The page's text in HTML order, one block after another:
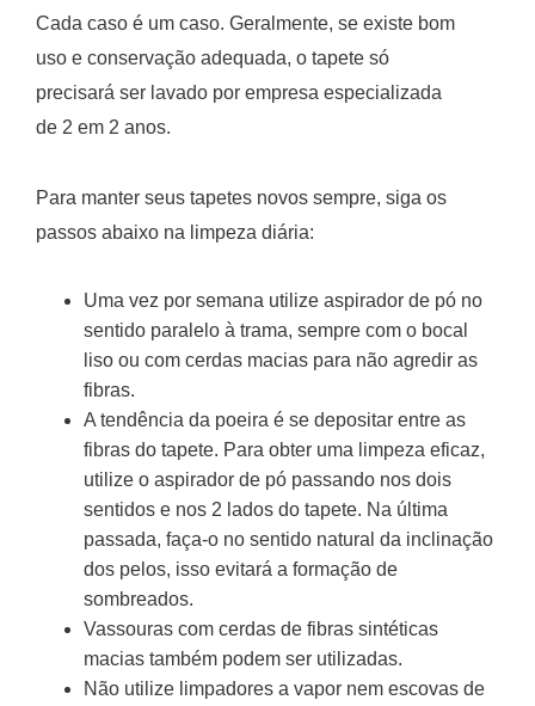
Cada caso é um caso. Geralmente, se existe bom
uso e conservação adequada, o tapete só
precisará ser lavado por empresa especializada
de 2 em 2 anos.
Para manter seus tapetes novos sempre, siga os
passos abaixo na limpeza diária:
Uma vez por semana utilize aspirador de pó no
sentido paralelo à trama, sempre com o bocal
liso ou com cerdas macias para não agredir as
fibras.
A tendência da poeira é se depositar entre as
fibras do tapete. Para obter uma limpeza eficaz,
utilize o aspirador de pó passando nos dois
sentidos e nos 2 lados do tapete. Na última
passada, faça-o no sentido natural da inclinação
dos pelos, isso evitará a formação de
sombreados.
Vassouras com cerdas de fibras sintéticas
macias também podem ser utilizadas.
Não utilize limpadores a vapor nem escovas de